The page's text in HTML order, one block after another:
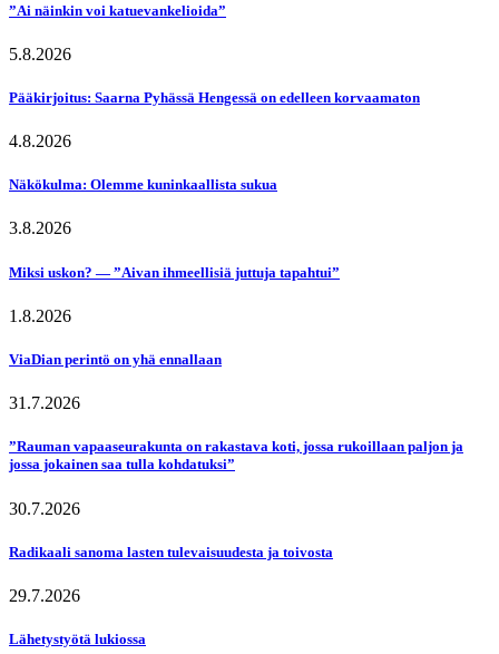
”Ai näinkin voi katuevankelioida”
5.8.2026
Pääkirjoitus: Saarna Pyhässä Hengessä on edelleen korvaamaton
4.8.2026
Näkökulma: Olemme kuninkaallista sukua
3.8.2026
Miksi uskon? — ”Aivan ihmeellisiä juttuja tapahtui”
1.8.2026
ViaDian perintö on yhä ennallaan
31.7.2026
”Rauman vapaaseurakunta on rakastava koti, jossa rukoillaan paljon ja
jossa jokainen saa tulla kohdatuksi”
30.7.2026
Radikaali sanoma lasten tulevaisuudesta ja toivosta
29.7.2026
Lähetystyötä lukiossa